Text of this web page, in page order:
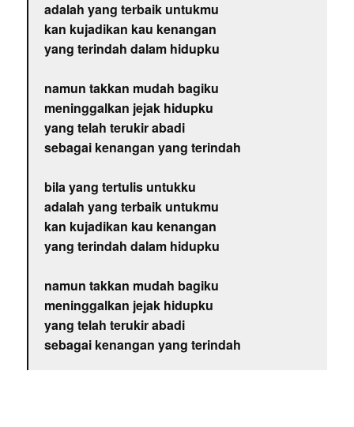
adalah yang terbaik untukmu
kan kujadikan kau kenangan
yang terindah dalam hidupku
namun takkan mudah bagiku
meninggalkan jejak hidupku
yang telah terukir abadi
sebagai kenangan yang terindah
bila yang tertulis untukku
adalah yang terbaik untukmu
kan kujadikan kau kenangan
yang terindah dalam hidupku
namun takkan mudah bagiku
meninggalkan jejak hidupku
yang telah terukir abadi
sebagai kenangan yang terindah